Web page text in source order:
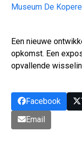
Museum De
Een nieuwe
opkomst. Een
opvallende
Facebook
Email